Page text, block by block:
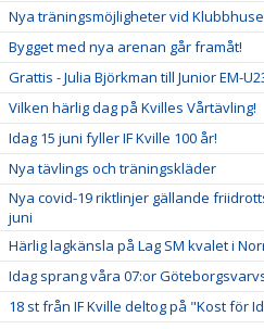
Nya träningsmöjligheter vid
Bygget med nya arenan går framåt!
Grattis - Julia Björkman till Junior EM-
Vilken härlig dag på Kvilles Vårtävling!
Idag 15 juni fyller IF Kville 100 år!
Nya tävlings och träningskläder
Nya covid-19 riktlinjer gällande
juni
Härlig lagkänsla på Lag SM kvalet i
Idag sprang våra 07:or
18 st från IF Kville deltog på "Kost för